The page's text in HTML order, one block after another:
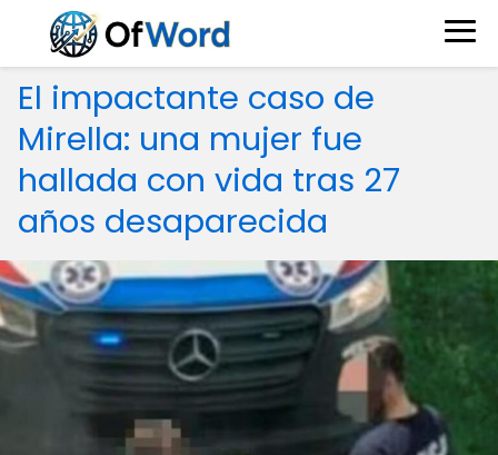
El impactante caso de
Mirella: una mujer fue
hallada con vida tras 27
años desaparecida